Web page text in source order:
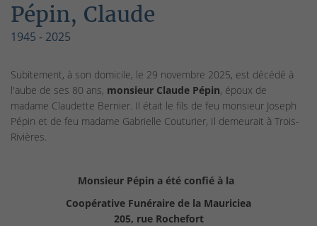
Pépin, Claude
1945 - 2025
Subitement, à son domicile, le 29 novembre 2025, est décédé à
l'aube de ses 80 ans, monsieur Claude Pépin, époux de
madame Claudette Bernier. Il était le fils de feu monsieur Joseph
Pépin et de feu madame Gabrielle Couturier, Il demeurait à Trois-
Rivières.
Monsieur Pépin a été confié à la
Coopérative Funéraire de la Mauriciea
205, rue Rochefort